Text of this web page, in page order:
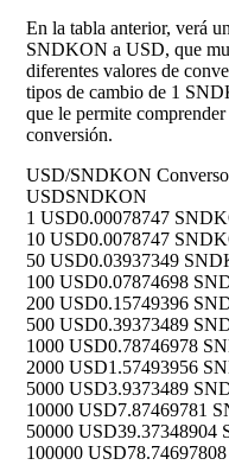
En la tabla anterior, verá
SNDKON a USD, que
diferentes valores de
tipos de cambio de 1
que le permite
conversión.
USD/SNDKON
USDSNDKON
1 USD0.00078747
10 USD0.0078747
50 USD0.03937349
100 USD0.07874698
200 USD0.15749396
500 USD0.39373489
1000 USD0.78746978
2000 USD1.57493956
5000 USD3.9373489
10000 USD7.87469781
50000 USD39.37348904
100000 USD